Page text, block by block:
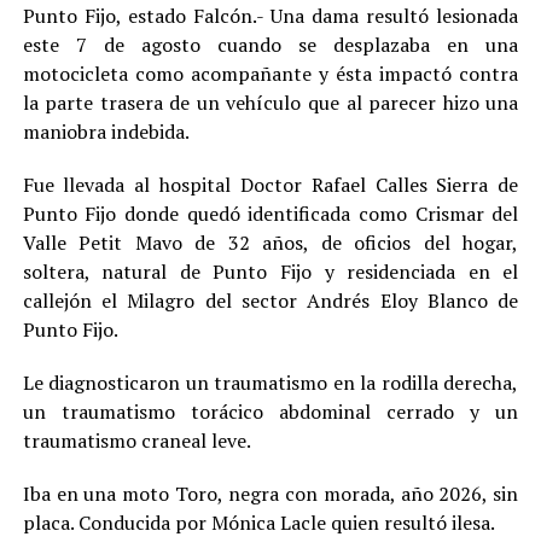
Punto Fijo, estado Falcón.- Una dama resultó lesionada
este 7 de agosto cuando se desplazaba en una
motocicleta como acompañante y ésta impactó contra
la parte trasera de un vehículo que al parecer hizo una
maniobra indebida.
Fue llevada al hospital Doctor Rafael Calles Sierra de
Punto Fijo donde quedó identificada como Crismar del
Valle Petit Mavo de 32 años, de oficios del hogar,
soltera, natural de Punto Fijo y residenciada en el
callejón el Milagro del sector Andrés Eloy Blanco de
Punto Fijo.
Le diagnosticaron un traumatismo en la rodilla derecha,
un traumatismo torácico abdominal cerrado y un
traumatismo craneal leve.
Iba en una moto Toro, negra con morada, año 2026, sin
placa. Conducida por Mónica Lacle quien resultó ilesa.